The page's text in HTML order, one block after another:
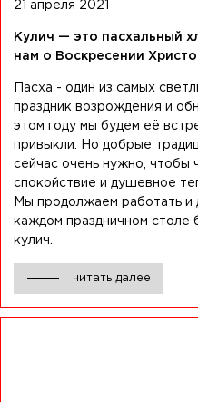
21 апреля 2021
Кулич — это пасхальный
нам о Воскресении
Пасха - один из самых
праздник возрождения и
этом году мы будем её
привыкли. Но добрые
сейчас очень нужно, чтобы
спокойствие и душевное
Мы продолжаем работать и
каждом праздничном столе
кулич.
читать далее